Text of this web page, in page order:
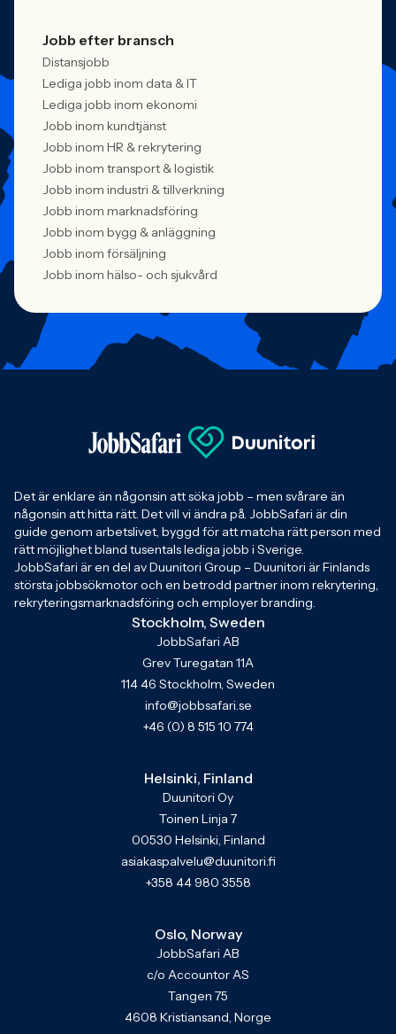
Jobb efter bransch
Distansjobb
Lediga jobb inom data & IT
Lediga jobb inom ekonomi
Jobb inom kundtjänst
Jobb inom HR & rekrytering
Jobb inom transport & logistik
Jobb inom industri & tillverkning
Jobb inom marknadsföring
Jobb inom bygg & anläggning
Jobb inom försäljning
Jobb inom hälso- och sjukvård
Det är enklare än någonsin att söka jobb – men svårare än
någonsin att hitta rätt. Det vill vi ändra på. JobbSafari är din
guide genom arbetslivet, byggd för att matcha rätt person med
rätt möjlighet bland tusentals lediga jobb i Sverige.
JobbSafari är en del av Duunitori Group – Duunitori är Finlands
största jobbsökmotor och en betrodd partner inom rekrytering,
rekryteringsmarknadsföring och employer branding.
Stockholm, Sweden
JobbSafari AB
Grev Turegatan 11A
114 46 Stockholm, Sweden
info@jobbsafari.se
+46 (0) 8 515 10 774
Helsinki, Finland
Duunitori Oy
Toinen Linja 7
00530 Helsinki, Finland
asiakaspalvelu@duunitori.fi
+358 44 980 3558
Oslo, Norway
JobbSafari AB
c/o Accountor AS
Tangen 75
4608 Kristiansand, Norge